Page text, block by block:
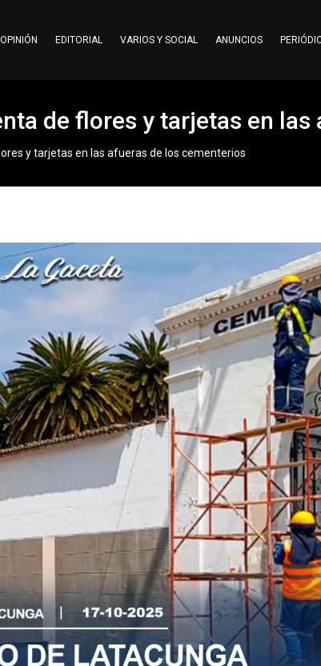
OPINIÓN EDITORIAL VARIOS Y SOCIAL ANUNCIOS
de flores y tarjetas en
y tarjetas en las afueras de los cementerios